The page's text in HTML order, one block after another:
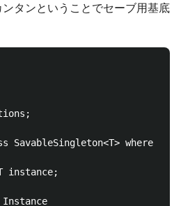
タンということでセーブ用基底
where T :
instance;
Instance